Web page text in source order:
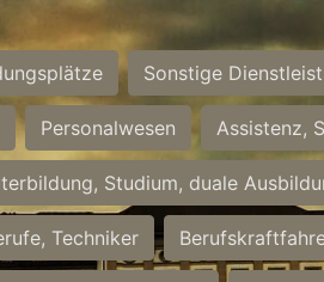
Sonstige
Personalwesen Assistenz,
Studium, duale
Techniker